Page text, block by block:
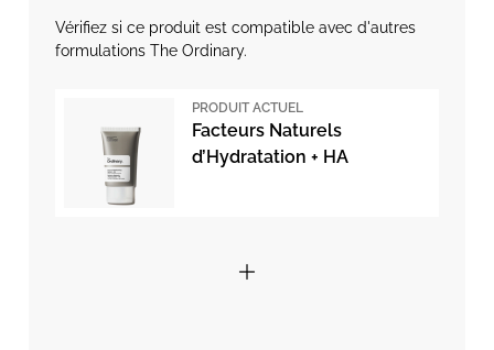
Vérifiez si ce produit est compatible avec d'autres
formulations The Ordinary.
PRODUIT ACTUEL
Facteurs Naturels
d’Hydratation + HA